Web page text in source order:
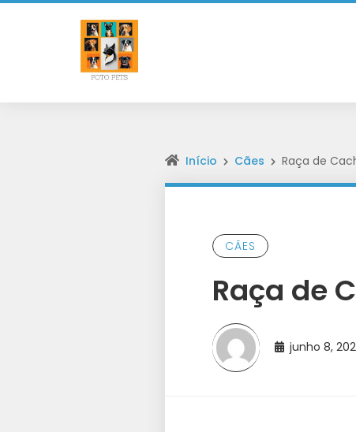
Início Cães Raça de
CÃES
Raça de
junho 8,